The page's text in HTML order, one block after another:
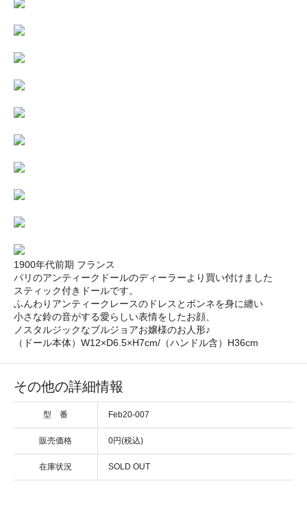
1900年代前期 フランス
パリのアンティークドールのディーラーより買い付けました
スティック付きドールです。
ふんわりアンティークレースのドレスとボンネを身に纏い
小さな鈴の音がする愛らしい表情をしたお顔、
ノスタルジックなブルジョアお嬢様のお人形♪
（ドール本体）W12×D6.5×H7cm/（ハンドル含）H36cm
その他の詳細情報
型 番 Feb20-007
販売価格 0円(税込)
在庫状況 SOLD OUT